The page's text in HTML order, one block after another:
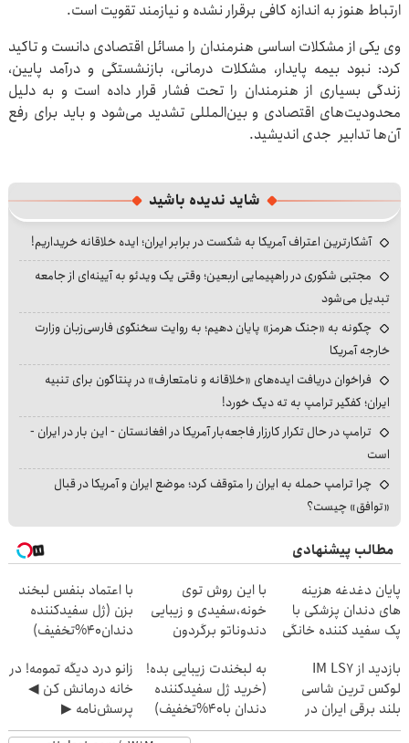
ارتباط هنوز به اندازه کافی برقرار نشده و نیازمند تقویت است.
وی یکی از مشکلات اساسی هنرمندان را مسائل اقتصادی دانست و تاکید
کرد: نبود بیمه پایدار، مشکلات درمانی، بازنشستگی و درآمد پایین،
زندگی بسیاری از هنرمندان را تحت فشار قرار داده است و به دلیل
محدودیت‌های اقتصادی و بین‌المللی تشدید می‌شود و باید برای رفع
آن‌ها تدابیر جدی اندیشید.
شاید ندیده باشید
آشکارترین اعتراف آمریکا به شکست در برابر ایران؛ ایده خلاقانه خریداریم!
مجتبی شکوری در راهپیمایی اربعین؛ وقتی یک ویدئو به آیینه‌ای از جامعه
تبدیل می‌شود
چگونه به «جنگ هرمز» پایان دهیم؛ به روایت سخنگوی فارسی‌زبان وزارت
خارجه آمریکا
فراخوان دریافت ایده‌های «خلاقانه و نامتعارف» در پنتاگون برای تنبیه
ایران؛ کفگیر ترامپ به ته دیگ خورد!
ترامپ در حال تکرار کارزار فاجعه‌بار آمریکا در افغانستان - این بار در ایران -
است
چرا ترامپ حمله به ایران را متوقف کرد؛ موضع ایران و آمریکا در قبال
«توافق» چیست؟
مطالب پیشنهادی
پایان دغدغه هزینه
های دندان پزشکی با
پک سفید کننده خانگی
با این روش توی
خونه،سفیدی و زیبایی
دندوناتو برگردون
با اعتماد بنفس لبخند
بزن (ژل سفیدکننده
دندان40%تخفیف)
بازدید از IM LS7
لوکس ترین شاسی
بلند برقی ایران در
باشگاه انقلاب
به لبخندت زیبایی بده!
(خرید ژل سفیدکننده
دندان با40%تخفیف)
زانو درد دیگه تمومه! در
خانه درمانش کن ◀
پرسش‌نامه ▶